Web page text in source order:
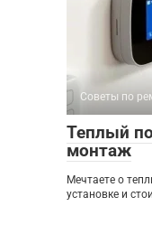
Советы по
Теплый
монтаж
Мечтаете о
установке и